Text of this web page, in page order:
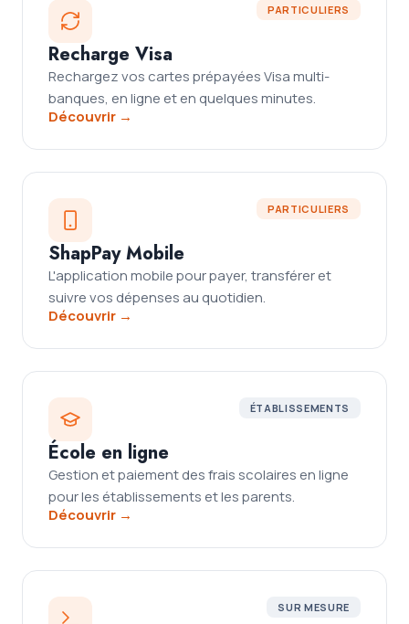
PARTICULIERS
Recharge Visa
Rechargez vos cartes prépayées Visa multi-
banques, en ligne et en quelques minutes.
Découvrir →
PARTICULIERS
ShapPay Mobile
L'application mobile pour payer, transférer et
suivre vos dépenses au quotidien.
Découvrir →
ÉTABLISSEMENTS
École en ligne
Gestion et paiement des frais scolaires en ligne
pour les établissements et les parents.
Découvrir →
SUR MESURE